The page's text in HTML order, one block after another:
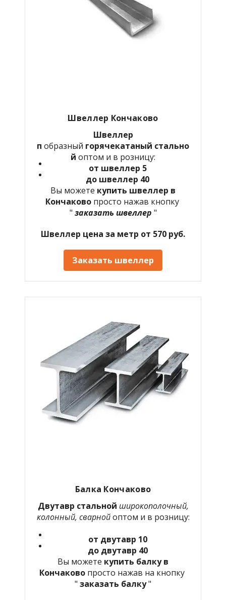
Швеллер Кончаково
Швеллер
п образный горячекатаный стально
й оптом и в розницу:
от швеллер 5
до швеллер 40
Вы можете купить швеллер в
Кончаково просто нажав кнопку
" заказать швеллер "
Швеллер цена за метр от 570 руб.
Заказать швеллер
Балка Кончаково
Двутавр стальной широкополочный,
колонный, сварнойоптом и в розницу:
от двутавр 10
до двутавр 40
Вы можете купить балку в
Кончаково просто нажав на кнопку
" заказать балку"